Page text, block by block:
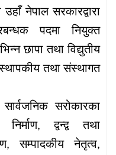
उहाँ नेपाल सरकारद्वारा
पदमा
नियुक्त
छापा तथा विद्युतीय
तथा संस्थागत
सार्वजनिक सरोकारका
निर्माण,द्वन्द्व
तथा
,सम्पादकीय नेतृत्व,